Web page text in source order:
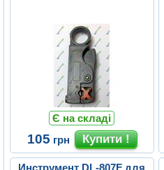
Є на складі
105 грн
Инструмент DL-807F для